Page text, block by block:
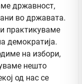
државност,
во државата.
практикуваме
демократија.
на избори,
нешто
од нас се